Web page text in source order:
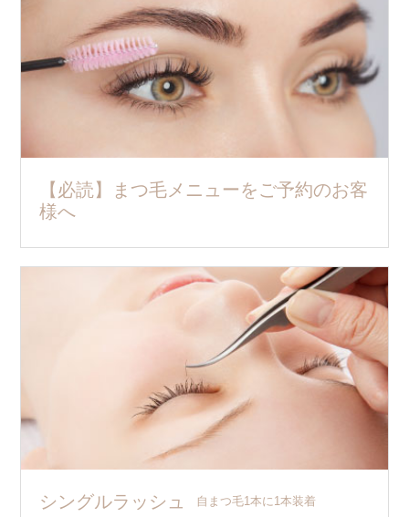
【必読】まつ毛メニューをご予約のお客
様へ
シングルラッシュ 自まつ毛1本に1本装着